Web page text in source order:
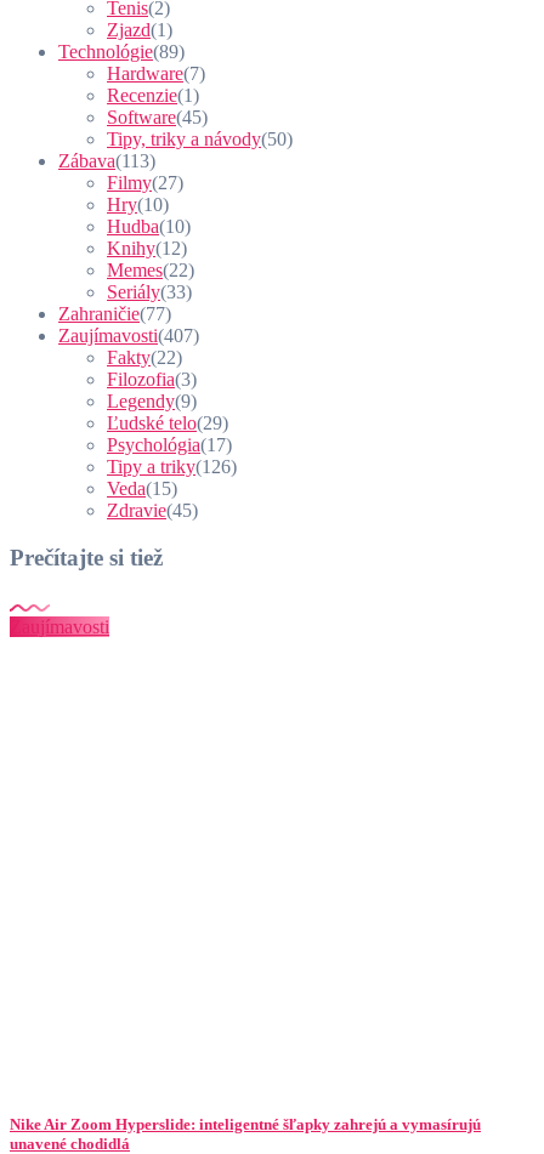
Tenis(2)
Zjazd(1)
Technológie(89)
Hardware(7)
Recenzie(1)
Software(45)
Tipy, triky a návody(50)
Zábava(113)
Filmy(27)
Hry(10)
Hudba(10)
Knihy(12)
Memes(22)
Seriály(33)
Zahraničie(77)
Zaujímavosti(407)
Fakty(22)
Filozofia(3)
Legendy(9)
Ľudské telo(29)
Psychológia(17)
Tipy a triky(126)
Veda(15)
Zdravie(45)
Prečítajte si tiež
Zaujímavosti
Nike Air Zoom Hyperslide: inteligentné šľapky zahrejú a vymasírujú
unavené chodidlá